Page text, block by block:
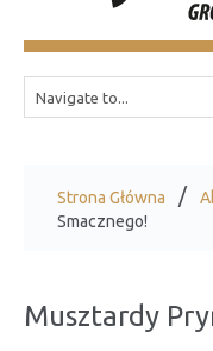
Strona Główna
Smacznego!
Musztardy